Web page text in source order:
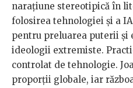
narațiune stereotipică în
folosirea tehnologiei și a
pentru preluarea puterii și
ideologii extremiste.
controlat de tehnologie.
proporții globale, iar